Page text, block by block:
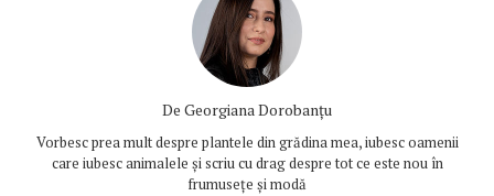
De Georgiana Dorobanțu
Vorbesc prea mult despre plantele din grădina mea, iubesc oamenii
care iubesc animalele și scriu cu drag despre tot ce este nou în
frumusețe și modă